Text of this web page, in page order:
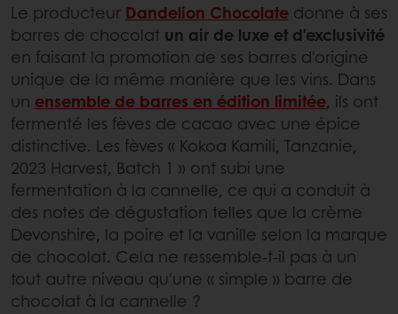
Le producteur Dandelion Chocolate donne à ses
barres de chocolat un air de luxe et d'exclusivité
en faisant la promotion de ses barres d'origine
unique de la même manière que les vins. Dans
un ensemble de barres en édition limitée, ils ont
fermenté les fèves de cacao avec une épice
distinctive. Les fèves « Kokoa Kamili, Tanzanie,
2023 Harvest, Batch 1 » ont subi une
fermentation à la cannelle, ce qui a conduit à
des notes de dégustation telles que la crème
Devonshire, la poire et la vanille selon la marque
de chocolat. Cela ne ressemble-t-il pas à un
tout autre niveau qu'une « simple » barre de
chocolat à la cannelle ?